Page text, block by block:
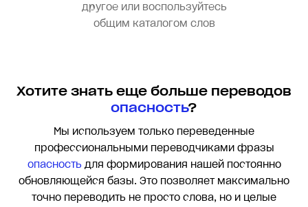
другое или воспользуйтесь
общим каталогом слов
Хотите знать еще больше переводов
опасность?
Мы используем только переведенные
профессиональными переводчиками фразы
опасность для формирования нашей постоянно
обновляющейся базы. Это позволяет максимально
точно переводить не просто слова, но и целые